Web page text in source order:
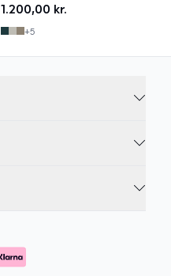
1.200,00 kr.
+5